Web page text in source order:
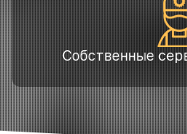
Собственные